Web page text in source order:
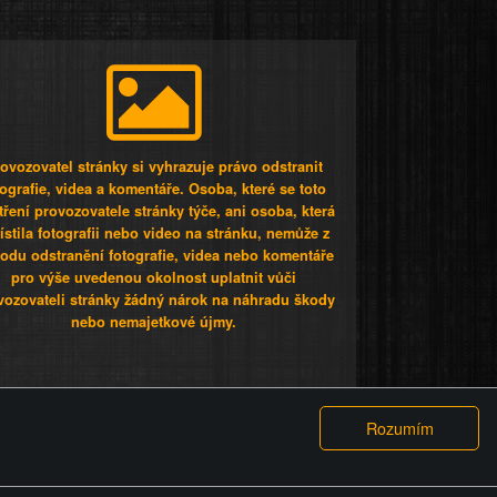
stránky si vyhrazuje právo odstranit
videa a komentáře. Osoba, které se toto
provozovatele stránky týče, ani osoba, která
fotografii nebo video na stránku, nemůže z
odstranění fotografie, videa nebo komentáře
pro výše uvedenou okolnost uplatnit vůči
stránky žádný nárok na náhradu škody
nebo nemajetkové újmy.
GDPR COOKIES